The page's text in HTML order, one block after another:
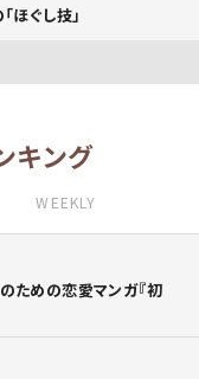
ほぐし技」
キング
WEEKLY
ための恋愛マンガ『初